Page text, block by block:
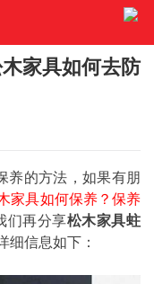
家具如何去防
的方法，如果有朋
家具如何保养？保养
们再分享松木家具蛀
细信息如下：